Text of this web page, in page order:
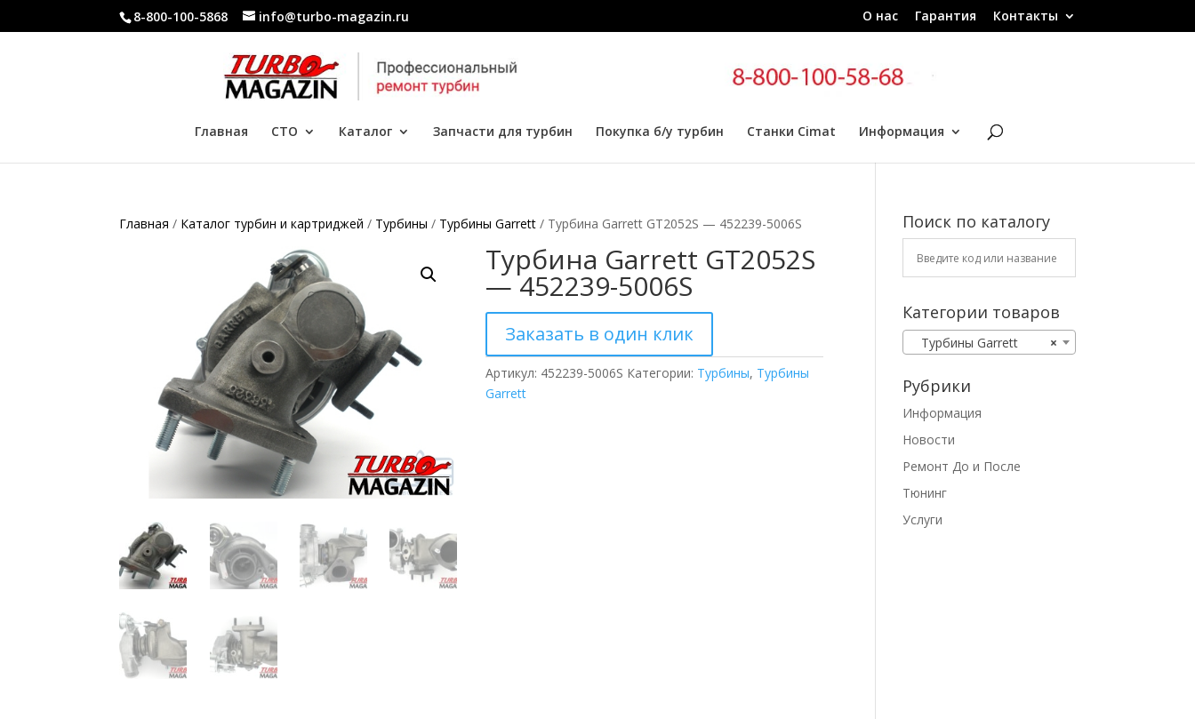
8-800-100-5868 info@turbo-magazin.ru О нас Гарантия Контакты
Главная СТО Каталог Запчасти для турбин Покупка б/у турбин Станки Cimat Информация
Главная / Каталог турбин и картриджей / Турбины / Турбины Garrett / Турбина Garrett GT2052S — 452239-5006S
Турбина Garrett GT2052S
— 452239-5006S
Заказать в один клик
Артикул: 452239-5006S Категории: Турбины, Турбины
Garrett
Поиск по каталогу
Категории товаров
×
Турбины Garrett
Рубрики
Информация
Новости
Ремонт До и После
Тюнинг
Услуги